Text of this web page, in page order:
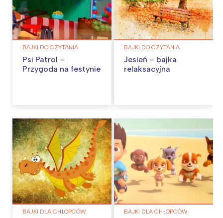
BAJKI DO CZYTANIA
Psi Patrol –
Przygoda na festynie
BAJKI DO CZYTANIA
Jesień – bajka
relaksacyjna
BAJKI DLA CHŁOPCÓW BAJKI DLA CHŁOPCÓW